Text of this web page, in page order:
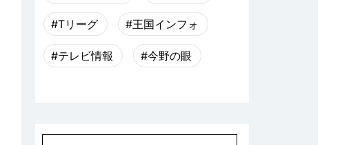
#Tリーグ #王国インフォ
#テレビ情報 #今野の眼